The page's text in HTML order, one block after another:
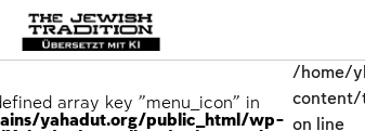
array key "menu_icon" in
yahadut.org/public_html/wp-
/home/
content/
on line